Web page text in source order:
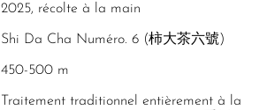
2025, récolte à la main
Shi Da Cha Numéro. 6 (柿大茶六號)
450-500 m
Traitement traditionnel entièrement à la